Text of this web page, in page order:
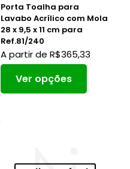
Porta Toalha para
Lavabo Acrílico com Mola
28 x 9,5 x 11 cm para
Ref.81/240
A partir de R$365,33
Ver opções